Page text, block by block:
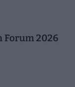
Forum 2026